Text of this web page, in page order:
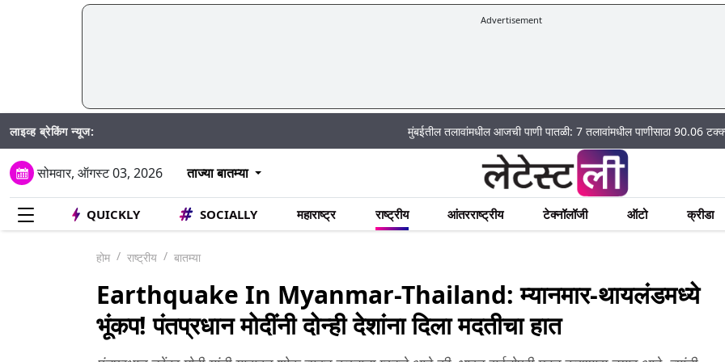
Advertisement
लाइव्ह ब्रेकिंग न्यूज: मुंबईतील तलावांमधील आजची पाणी पातळी: 7 तलावांमधील पाणीसाठा 90.06 टक्क्यांवर|
सोमवार, ऑगस्ट 03, 2026 ताज्या बातम्या
QUICKLY SOCIALLY महाराष्ट्र राष्ट्रीय आंतरराष्ट्रीय टेक्नॉलॉजी ऑटो क्रीडा
होम राष्ट्रीय बातम्या
Earthquake In Myanmar-Thailand: म्यानमार-थायलंडमध्ये
भूंकप! पंतप्रधान मोदींनी दोन्ही देशांना दिला मदतीचा हात